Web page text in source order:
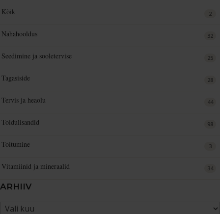
Kõik 2
Nahahooldus 32
Seedimine ja sooletervise 25
Tagasiside 28
Tervis ja heaolu 44
Toidulisandid 98
Toitumine 3
Vitamiinid ja mineraalid 34
ARHIIV
Arhiiv